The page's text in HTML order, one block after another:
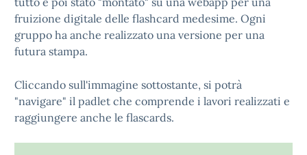
fruizione digitale delle flashcard medesime. Ogni
gruppo ha anche realizzato una versione per una
futura stampa.
Cliccando sull'immagine sottostante, si potrà
"navigare" il padlet che comprende i lavori realizzati e
raggiungere anche le flascards.